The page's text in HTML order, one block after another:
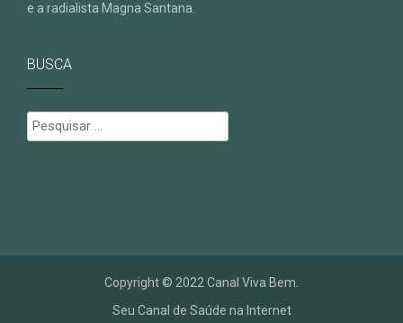
e a radialista Magna Santana.
BUSCA
Pesquisar
por:
Copyright © 2022 Canal Viva Bem.
Seu Canal de Saúde na Internet